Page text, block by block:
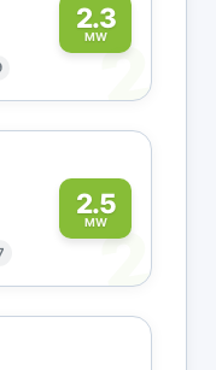
2.3
MW2
2.5
MW2